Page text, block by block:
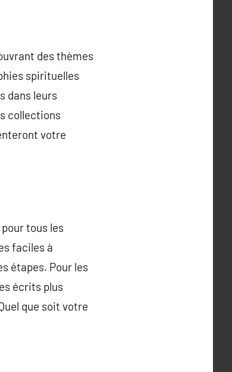
des thèmes
spirituelles
dans leurs
collections
votre
tous les
faciles à
étapes. Pour les
écrits plus
que soit votre